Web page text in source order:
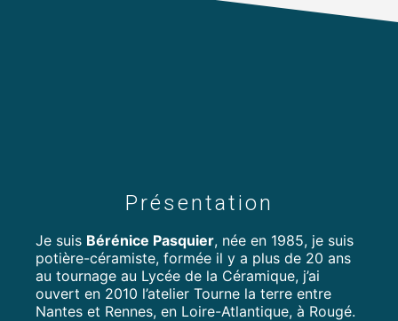
Présentation
Je suis Bérénice Pasquier, née en 1985, je suis
potière-céramiste, formée il y a plus de 20 ans
au tournage au Lycée de la Céramique, j’ai
ouvert en 2010 l’atelier Tourne la terre entre
Nantes et Rennes, en Loire-Atlantique, à Rougé.